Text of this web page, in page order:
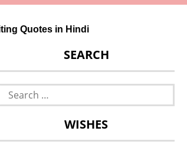
Quotes in Hindi
SEARCH
Search
WISHES